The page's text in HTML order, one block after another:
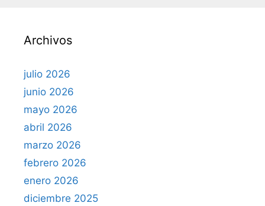
:
Archivos
julio 2026
junio 2026
mayo 2026
abril 2026
marzo 2026
febrero 2026
enero 2026
diciembre 2025